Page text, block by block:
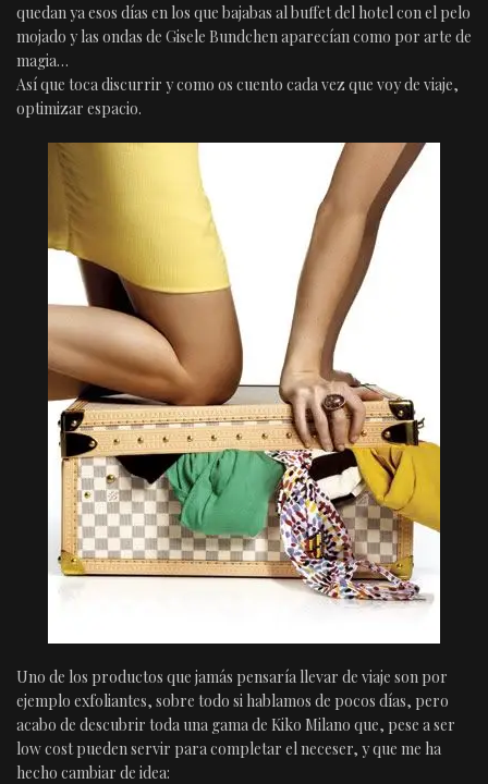
quedan ya esos días en los que bajabas al buffet del hotel con el pelo
mojado y las ondas de Gisele Bundchen aparecían como por arte de
magia…
Así que toca discurrir y como os cuento cada vez que voy de viaje,
optimizar espacio.
Uno de los productos que jamás pensaría llevar de viaje son por
ejemplo exfoliantes, sobre todo si hablamos de pocos días, pero
acabo de descubrir toda una gama de Kiko Milano que, pese a ser
low cost pueden servir para completar el neceser, y que me ha
hecho cambiar de idea: